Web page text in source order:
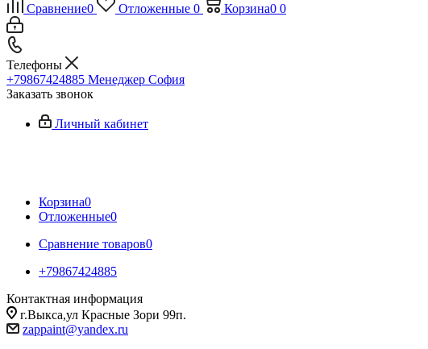
Сравнение0 Отложенные 0 Корзина0 0
Телефоны
+79867424885 Менеджер София
Заказать звонок
Личный кабинет
Корзина0
Отложенные0
Сравнение товаров0
+79867424885
Контактная информация
г.Выкса,ул Красные Зори 99п.
zappaint@yandex.ru